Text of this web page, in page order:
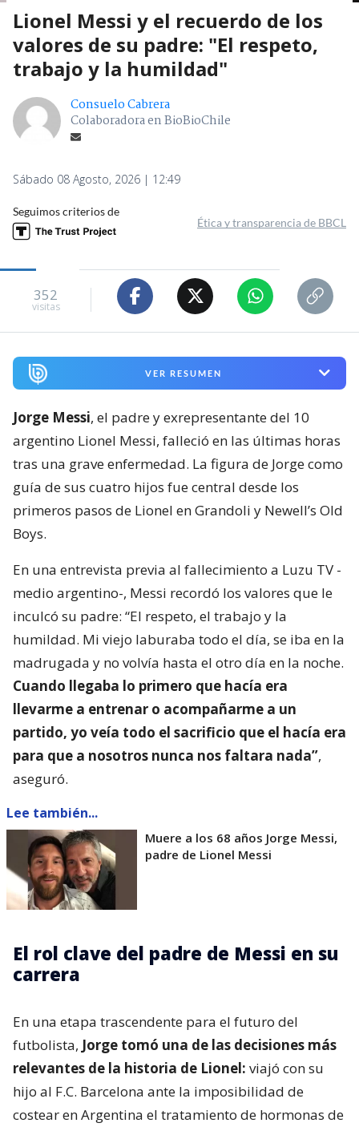
Lionel Messi y el recuerdo de los
valores de su padre: "El respeto,
trabajo y la humildad"
Consuelo Cabrera
Colaboradora en BioBioChile
Sábado 08 Agosto, 2026 | 12:49
Seguimos criterios de
Ética y transparencia de BBCL
352
visitas
VER RESUMEN
Jorge Messi, el padre y exrepresentante del 10
argentino Lionel Messi, falleció en las últimas horas
tras una grave enfermedad. La figura de Jorge como
guía de sus cuatro hijos fue central desde los
primeros pasos de Lionel en Grandoli y Newell’s Old
Boys.
En una entrevista previa al fallecimiento a Luzu TV -
medio argentino-, Messi recordó los valores que le
inculcó su padre: “El respeto, el trabajo y la
humildad. Mi viejo laburaba todo el día, se iba en la
madrugada y no volvía hasta el otro día en la noche.
Cuando llegaba lo primero que hacía era
llevarme a entrenar o acompañarme a un
partido, yo veía todo el sacrificio que el hacía era
para que a nosotros nunca nos faltara nada”,
aseguró.
Lee también...
Muere a los 68 años Jorge Messi,
padre de Lionel Messi
El rol clave del padre de Messi en su
carrera
En una etapa trascendente para el futuro del
futbolista, Jorge tomó una de las decisiones más
relevantes de la historia de Lionel: viajó con su
hijo al F.C. Barcelona ante la imposibilidad de
costear en Argentina el tratamiento de hormonas de